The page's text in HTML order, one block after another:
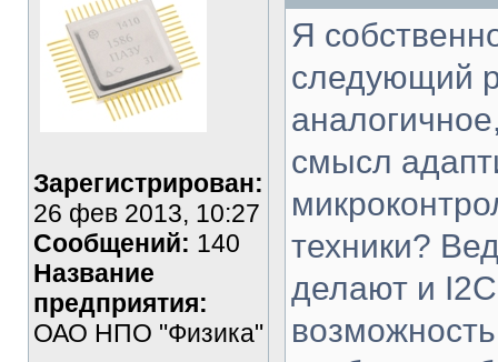
Зарегистрирован:
26 фев 2013, 10:27
Сообщений: 140
Название
предприятия:
ОАО НПО "Физика"
Я
следующий
смысл
техники?
делают и